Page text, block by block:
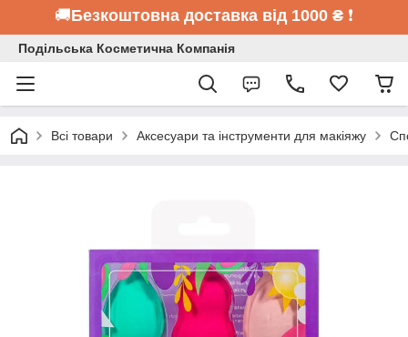
🚚Безкоштовна доставка від 1000 ₴ ❗
Подільська Косметична Компанія
Всі товари Аксесуари та інструменти для макіяжу